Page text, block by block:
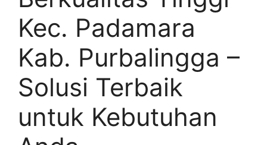
Kec. Padamara
Kab. Purbalingga –
Solusi Terbaik
untuk Kebutuhan